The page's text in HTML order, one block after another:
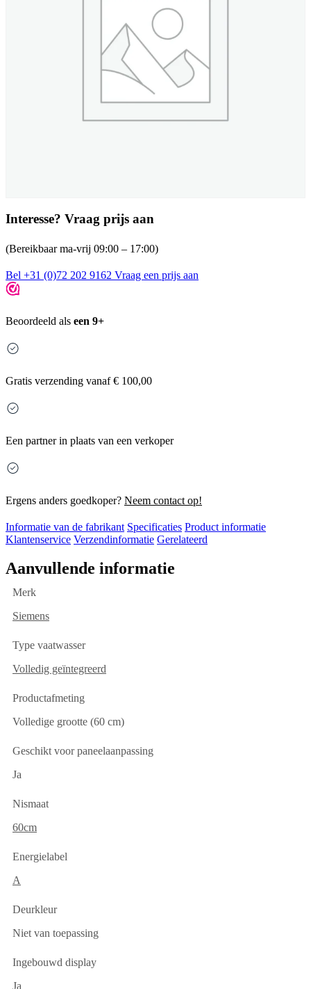
Interesse? Vraag prijs aan
(Bereikbaar ma-vrij 09:00 – 17:00)
Bel +31 (0)72 202 9162 Vraag een prijs aan
Beoordeeld als een 9+
Gratis verzending vanaf € 100,00
Een partner in plaats van een verkoper
Ergens anders goedkoper? Neem contact op!
Informatie van de fabrikant Specificaties Product informatie
Klantenservice Verzendinformatie Gerelateerd
Aanvullende informatie
Merk
Siemens
Type vaatwasser
Volledig geïntegreerd
Productafmeting
Volledige grootte (60 cm)
Geschikt voor paneelaanpassing
Ja
Nismaat
60cm
Energielabel
A
Deurkleur
Niet van toepassing
Ingebouwd display
Ja